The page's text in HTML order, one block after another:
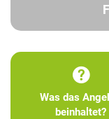
Was das
beinhaltet?